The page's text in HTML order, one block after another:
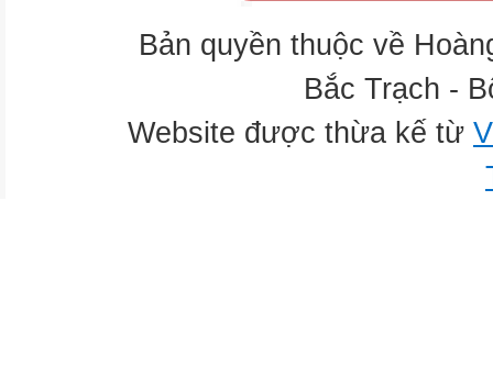
Bản quyền thuộc về
Bắc Trạch -
Website được thừa kế từ